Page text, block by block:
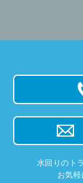
水回りのト
お気